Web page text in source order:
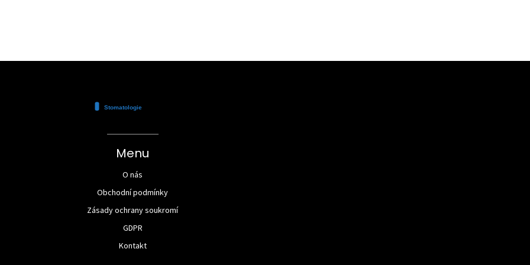
Menu
O nás
Obchodní podmínky
Zásady ochrany soukromí
GDPR
Kontakt